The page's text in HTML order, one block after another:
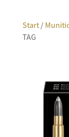
Start/
TAG